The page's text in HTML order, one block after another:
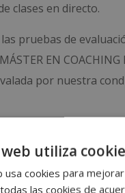
clases en directo.
pruebas de
EN
por nuestra
utiliza
usa cookies para
las cookies de